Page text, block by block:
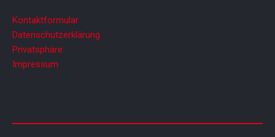
Kontaktformular
Datenschutzerklärung
Privatsphäre
Impressum